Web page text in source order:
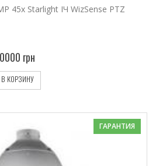
45x Starlight ІЧ WizSense PTZ
грн
В КОРЗИНУ
ГАРАНТИЯ